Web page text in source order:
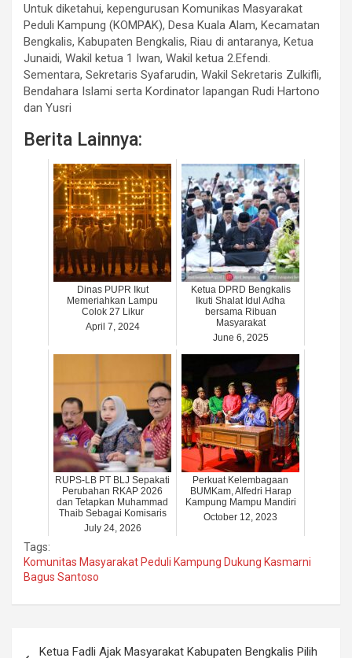
Untuk diketahui, kepengurusan Komunikas Masyarakat
Peduli Kampung (KOMPAK), Desa Kuala Alam, Kecamatan
Bengkalis, Kabupaten Bengkalis, Riau di antaranya, Ketua
Junaidi, Wakil ketua 1 Iwan, Wakil ketua 2.Efendi.
Sementara, Sekretaris Syafarudin, Wakil Sekretaris Zulkifli,
Bendahara Islami serta Kordinator lapangan Rudi Hartono
dan Yusri
Berita Lainnya:
Dinas PUPR Ikut
Memeriahkan Lampu
Colok 27 Likur
April 7, 2024
Ketua DPRD Bengkalis
Ikuti Shalat Idul Adha
bersama Ribuan
Masyarakat
June 6, 2025
RUPS-LB PT BLJ Sepakati
Perubahan RKAP 2026
dan Tetapkan Muhammad
Thaib Sebagai Komisaris
July 24, 2026
Perkuat Kelembagaan
BUMKam, Alfedri Harap
Kampung Mampu Mandiri
October 12, 2023
Tags:
Komunitas Masyarakat Peduli Kampung Dukung Kasmarni
Bagus Santoso
Ketua Fadli Ajak Masyarakat Kabupaten Bengkalis Pilih